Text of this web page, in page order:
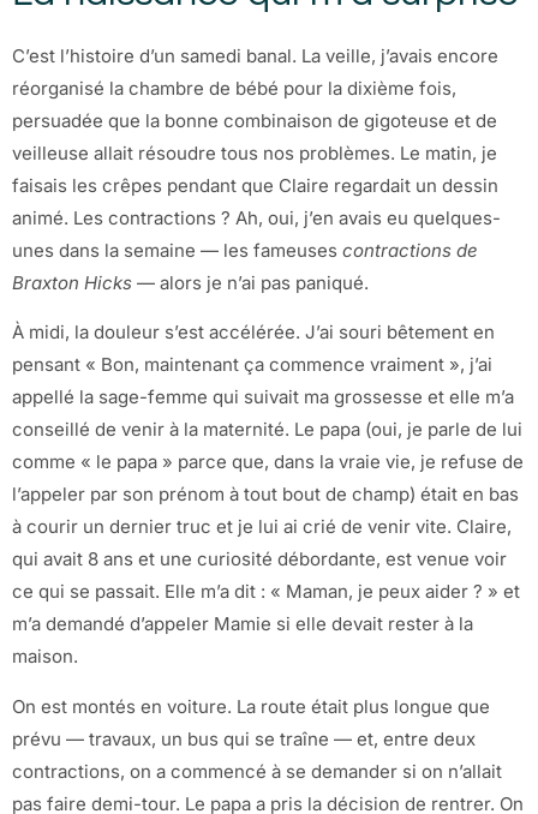
C’est l’histoire d’un samedi banal. La veille, j’avais encore
réorganisé la chambre de bébé pour la dixième fois,
persuadée que la bonne combinaison de gigoteuse et de
veilleuse allait résoudre tous nos problèmes. Le matin, je
faisais les crêpes pendant que Claire regardait un dessin
animé. Les contractions ? Ah, oui, j’en avais eu quelques-
unes dans la semaine — les fameuses contractions de
Braxton Hicks — alors je n’ai pas paniqué.
À midi, la douleur s’est accélérée. J’ai souri bêtement en
pensant « Bon, maintenant ça commence vraiment », j’ai
appellé la sage-femme qui suivait ma grossesse et elle m’a
conseillé de venir à la maternité. Le papa (oui, je parle de lui
comme « le papa » parce que, dans la vraie vie, je refuse de
l’appeler par son prénom à tout bout de champ) était en bas
à courir un dernier truc et je lui ai crié de venir vite. Claire,
qui avait 8 ans et une curiosité débordante, est venue voir
ce qui se passait. Elle m’a dit : « Maman, je peux aider ? » et
m’a demandé d’appeler Mamie si elle devait rester à la
maison.
On est montés en voiture. La route était plus longue que
prévu — travaux, un bus qui se traîne — et, entre deux
contractions, on a commencé à se demander si on n’allait
pas faire demi-tour. Le papa a pris la décision de rentrer. On